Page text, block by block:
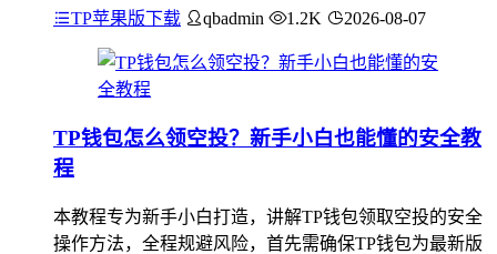
TP苹果版下载 qbadmin 1.2K 2026-08-07
TP钱包怎么领空投？新手小白也能懂的安全教
程
本教程专为新手小白打造，讲解TP钱包领取空投的安全
操作方法，全程规避风险，首先需确保TP钱包为最新版